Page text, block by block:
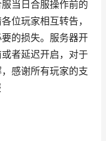
当日合服操作前的
位玩家相互转告，
的损失。服务器开
者延迟开启，对于
感谢所有玩家的支